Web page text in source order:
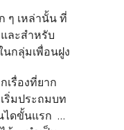
ๆ เหล่านั้น ที่
และสำหรับ
กลุ่มเพื่อนฝูง
เรื่องที่ยาก
ริ่มประถมบท
ไดขั้นแรก ...